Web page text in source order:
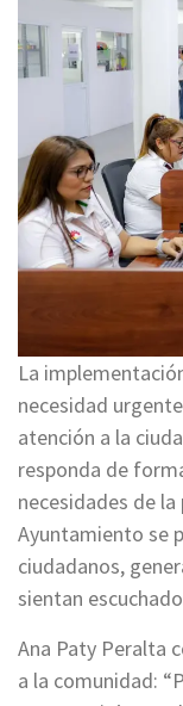
La
necesidad
atención a la
responda de
necesidades de
Ayuntamiento se
ciudadanos,
sientan
Ana Paty Peralta
a la comunidad: